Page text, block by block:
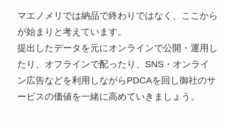
マエノメリでは納品で終わりではなく、ここから
が始まりと考えています。
提出したデータを元にオンラインで公開・運用し
たり、オフラインで配ったり、SNS・オンライ
ン広告などを利用しながらPDCAを回し御社のサ
ービスの価値を一緒に高めていきましょう。